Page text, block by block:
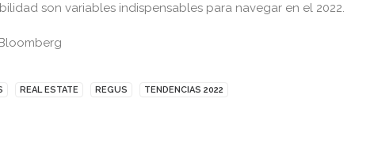
son variables indispensables para navegar en el 2022.
REAL ESTATE REGUS TENDENCIAS 2022